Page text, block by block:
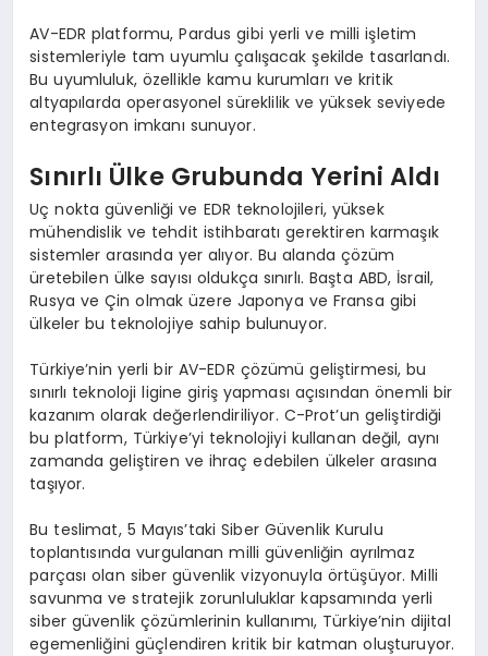
AV-EDR platformu, Pardus gibi yerli ve milli işletim
sistemleriyle tam uyumlu çalışacak şekilde tasarlandı.
Bu uyumluluk, özellikle kamu kurumları ve kritik
altyapılarda operasyonel süreklilik ve yüksek seviyede
entegrasyon imkanı sunuyor.
Sınırlı Ülke Grubunda Yerini Aldı
Uç nokta güvenliği ve EDR teknolojileri, yüksek
mühendislik ve tehdit istihbaratı gerektiren karmaşık
sistemler arasında yer alıyor. Bu alanda çözüm
üretebilen ülke sayısı oldukça sınırlı. Başta ABD, İsrail,
Rusya ve Çin olmak üzere Japonya ve Fransa gibi
ülkeler bu teknolojiye sahip bulunuyor.
Türkiye’nin yerli bir AV-EDR çözümü geliştirmesi, bu
sınırlı teknoloji ligine giriş yapması açısından önemli bir
kazanım olarak değerlendiriliyor. C-Prot’un geliştirdiği
bu platform, Türkiye’yi teknolojiyi kullanan değil, aynı
zamanda geliştiren ve ihraç edebilen ülkeler arasına
taşıyor.
Bu teslimat, 5 Mayıs’taki Siber Güvenlik Kurulu
toplantısında vurgulanan milli güvenliğin ayrılmaz
parçası olan siber güvenlik vizyonuyla örtüşüyor. Milli
savunma ve stratejik zorunluluklar kapsamında yerli
siber güvenlik çözümlerinin kullanımı, Türkiye’nin dijital
egemenliğini güçlendiren kritik bir katman oluşturuyor.